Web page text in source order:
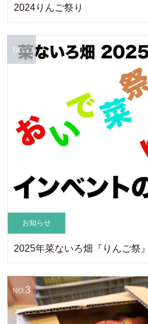
2024りんご祭り
お知らせ
2025年菜ないろ畑『りんご祭
NO.2
NO. 3